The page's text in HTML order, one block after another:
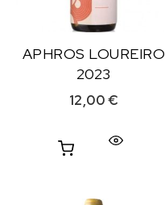
APHROS LOUREIRO
2023
12,00€